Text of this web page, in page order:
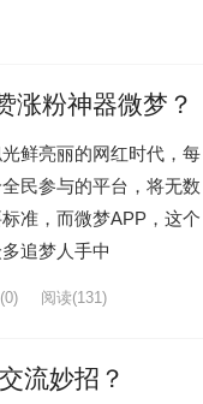
涨粉神器微梦？
鲜亮丽的网红时代，每
民参与的平台，将无数
准，而微梦APP，这个
追梦人手中
阅读(131)
流妙招？